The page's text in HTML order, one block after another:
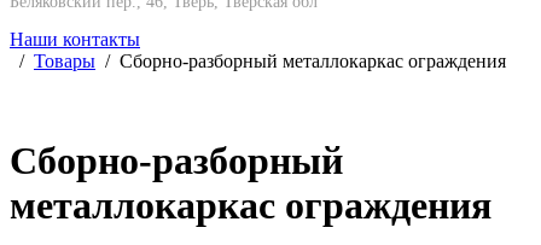
Наши контакты
Товары
Сборно-разборный металлокаркас ограждения
Сборно-разборный
металлокаркас ограждения